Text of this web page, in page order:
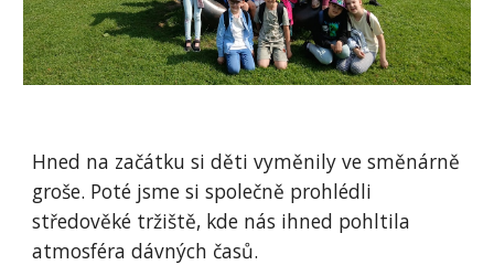
Hned na začátku si děti vyměnily ve směnárně
groše. Poté jsme si společně prohlédli
středověké tržiště, kde nás ihned pohltila
atmosféra dávných časů.